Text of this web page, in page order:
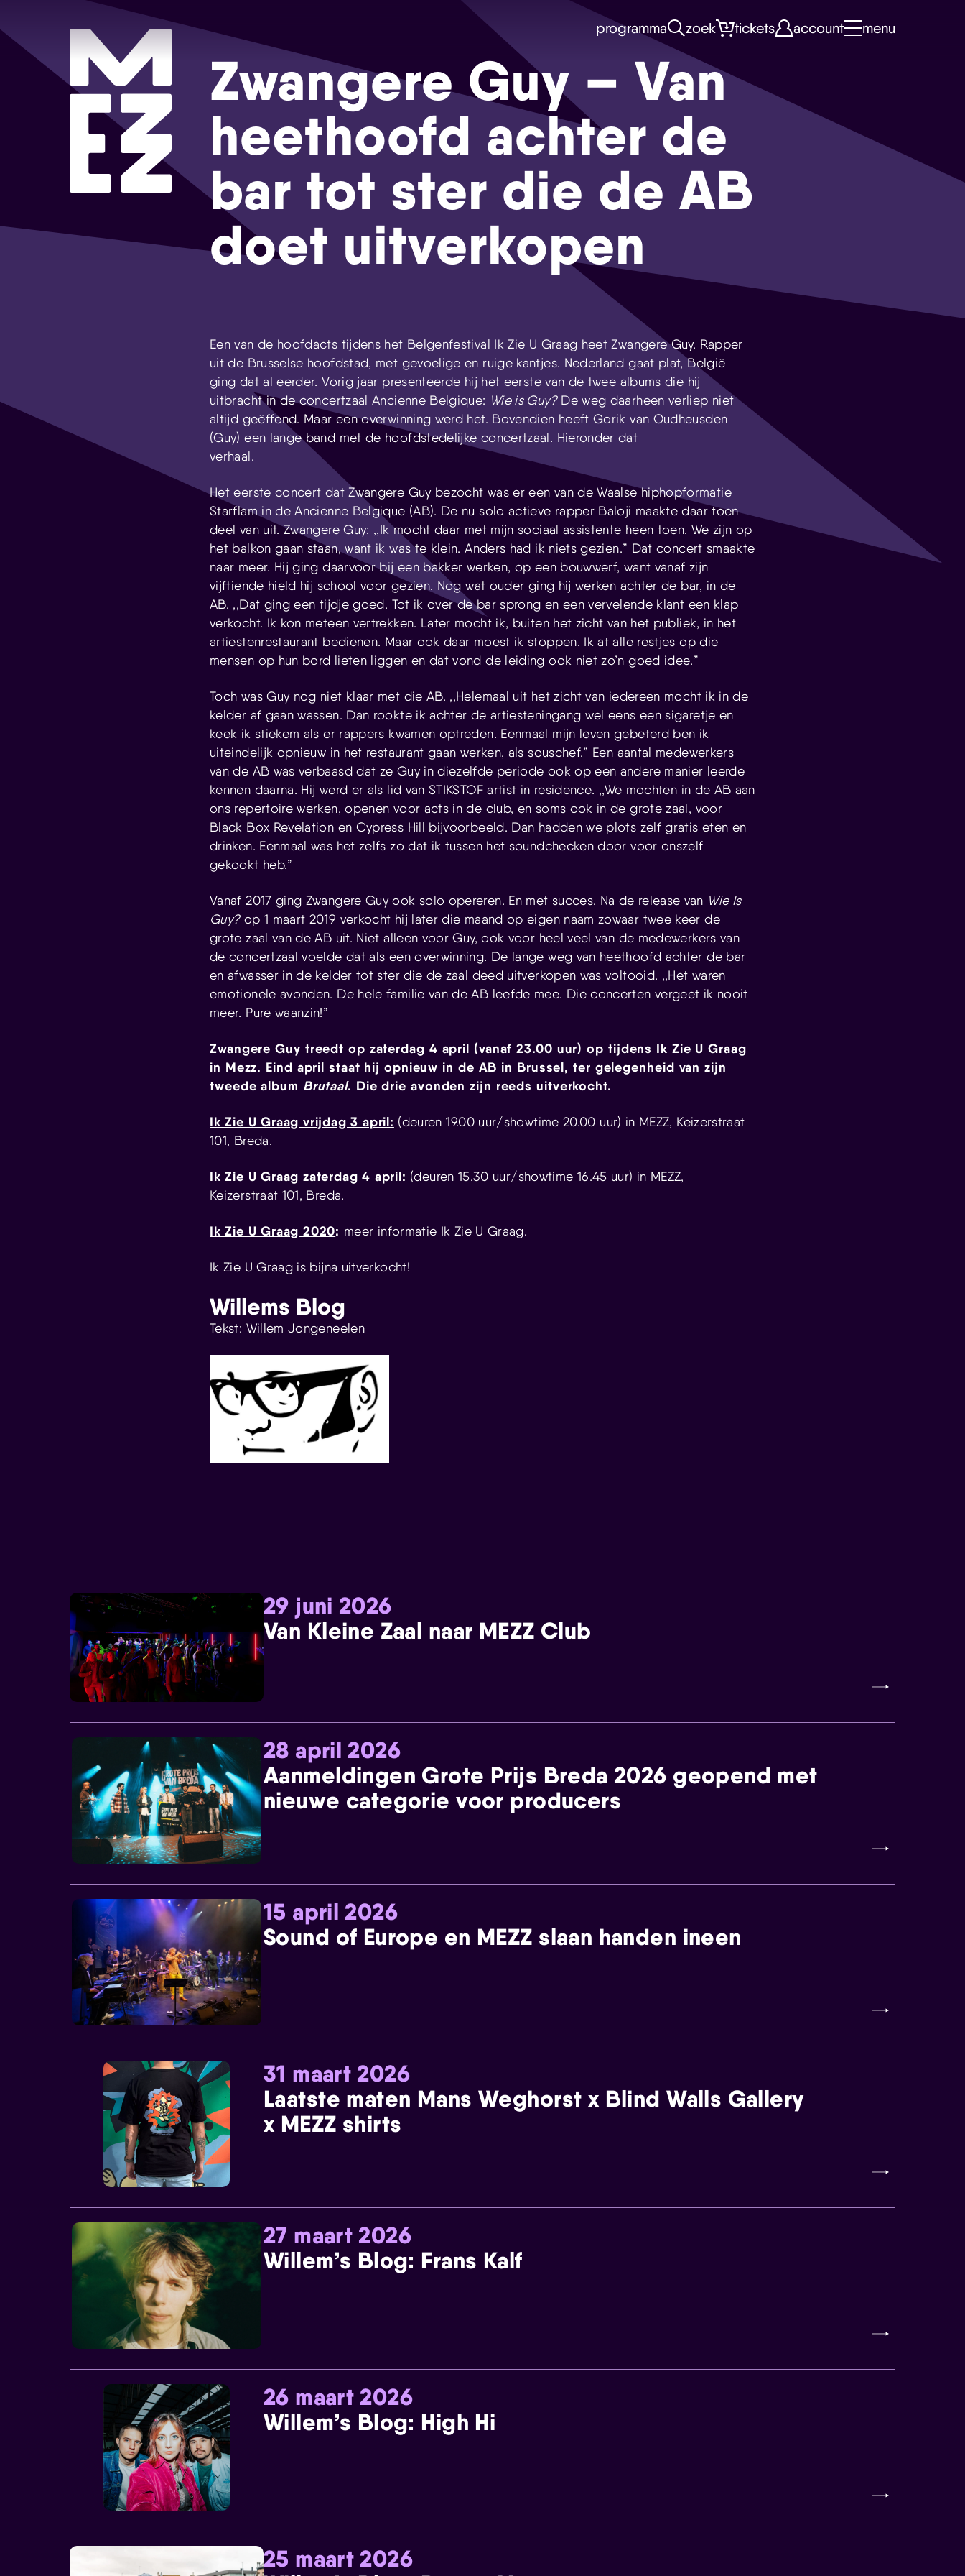
Skip navigatie
programma zoek tickets account menu
Zwangere Guy – Van
heethoofd achter de
bar tot ster die de AB
doet uitverkopen
Een van de hoofdacts tijdens het Belgenfestival Ik Zie U Graag heet Zwangere Guy. Rapper
uit de Brusselse hoofdstad, met gevoelige en ruige kantjes. Nederland gaat plat, België
ging dat al eerder. Vorig jaar presenteerde hij het eerste van de twee albums die hij
uitbracht in de concertzaal Ancienne Belgique: Wie is Guy?De weg daarheen verliep niet
altijd geëffend. Maar een overwinning werd het. Bovendien heeft Gorik van Oudheusden
(Guy) een lange band met de hoofdstedelijke concertzaal. Hieronder dat
verhaal.
Het eerste concert dat Zwangere Guy bezocht was er een van de Waalse hiphopformatie
Starflam in de Ancienne Belgique (AB). De nu solo actieve rapper Baloji maakte daar toen
deel van uit. Zwangere Guy: ,,Ik mocht daar met mijn sociaal assistente heen toen. We zijn op
het balkon gaan staan, want ik was te klein. Anders had ik niets gezien.” Dat concert smaakte
naar meer. Hij ging daarvoor bij een bakker werken, op een bouwwerf, want vanaf zijn
vijftiende hield hij school voor gezien. Nog wat ouder ging hij werken achter de bar, in de
AB. ,,Dat ging een tijdje goed. Tot ik over de bar sprong en een vervelende klant een klap
verkocht. Ik kon meteen vertrekken. Later mocht ik, buiten het zicht van het publiek, in het
artiestenrestaurant bedienen. Maar ook daar moest ik stoppen. Ik at alle restjes op die
mensen op hun bord lieten liggen en dat vond de leiding ook niet zo’n goed idee.”
Toch was Guy nog niet klaar met die AB. ,,Helemaal uit het zicht van iedereen mocht ik in de
kelder af gaan wassen. Dan rookte ik achter de artiesteningang wel eens een sigaretje en
keek ik stiekem als er rappers kwamen optreden. Eenmaal mijn leven gebeterd ben ik
uiteindelijk opnieuw in het restaurant gaan werken, als souschef.” Een aantal medewerkers
van de AB was verbaasd dat ze Guy in diezelfde periode ook op een andere manier leerde
kennen daarna. Hij werd er als lid van STIKSTOF artist in residence. ,,We mochten in de AB aan
ons repertoire werken, openen voor acts in de club, en soms ook in de grote zaal, voor
Black Box Revelation en Cypress Hill bijvoorbeeld. Dan hadden we plots zelf gratis eten en
drinken. Eenmaal was het zelfs zo dat ik tussen het soundchecken door voor onszelf
gekookt heb.”
Vanaf 2017 ging Zwangere Guy ook solo opereren. En met succes. Na de release van Wie Is
Guy?op 1 maart 2019 verkocht hij later die maand op eigen naam zowaar twee keer de
grote zaal van de AB uit. Niet alleen voor Guy, ook voor heel veel van de medewerkers van
de concertzaal voelde dat als een overwinning. De lange weg van heethoofd achter de bar
en afwasser in de kelder tot ster die de zaal deed uitverkopen was voltooid. ,,Het waren
emotionele avonden. De hele familie van de AB leefde mee. Die concerten vergeet ik nooit
meer. Pure waanzin!”
Zwangere Guy treedt op zaterdag 4 april (vanaf 23.00 uur) op tijdens Ik Zie U Graag
in Mezz. Eind april staat hij opnieuw in de AB in Brussel, ter gelegenheid van zijn
tweede album Brutaal. Die drie avonden zijn reeds uitverkocht.
Ik Zie U Graag vrijdag 3 april: (deuren 19.00 uur/showtime 20.00 uur) in MEZZ, Keizerstraat
101, Breda.
Ik Zie U Graag zaterdag 4 april: (deuren 15.30 uur/showtime 16.45 uur) in MEZZ,
Keizerstraat 101, Breda.
Ik Zie U Graag 2020: meer informatie Ik Zie U Graag.
Ik Zie U Graag is bijna uitverkocht!
Willems Blog
Tekst: Willem Jongeneelen
29 juni 2026
Van Kleine Zaal naar MEZZ Club
28 april 2026
Aanmeldingen Grote Prijs Breda 2026 geopend met
nieuwe categorie voor producers
15 april 2026
Sound of Europe en MEZZ slaan handen ineen
31 maart 2026
Laatste maten Mans Weghorst x Blind Walls Gallery
x MEZZ shirts
27 maart 2026
Willem’s Blog: Frans Kalf
26 maart 2026
Willem’s Blog: High Hi
25 maart 2026